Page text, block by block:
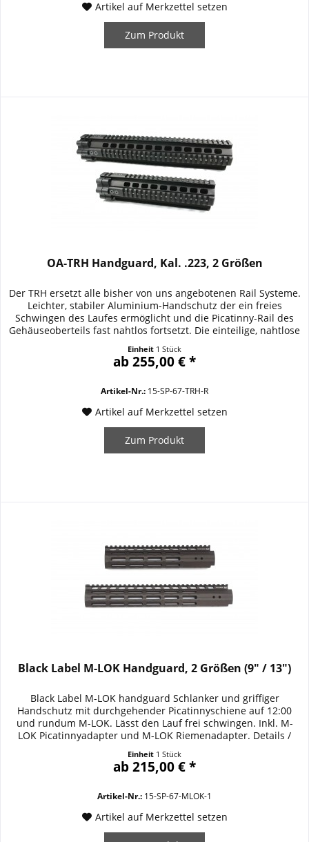
Artikel auf Merkzettel setzen
Zum Produkt
OA-TRH Handguard, Kal. .223, 2 Größen
Der TRH ersetzt alle bisher von uns angebotenen Rail Systeme.
Leichter, stabiler Aluminium-Handschutz der ein freies
Schwingen des Laufes ermöglicht und die Picatinny-Rail des
Gehäuseoberteils fast nahtlos fortsetzt. Die einteilige, nahtlose
durch einmalige Stabilität aus, 10-maliges Überrollen mit
einem 2,5to Fahrzeug...
Einheit 1 Stück
ab 255,00 € *
Artikel-Nr.: 15-SP-67-TRH-R
Artikel auf Merkzettel setzen
Zum Produkt
Black Label M-LOK Handguard, 2 Größen (9" / 13")
Black Label M-LOK handguard Schlanker und griffiger
Handschutz mit durchgehender Picatinnyschiene auf 12:00
und rundum M-LOK. Lässt den Lauf frei schwingen. Inkl. M-
LOK Picatinnyadapter und M-LOK Riemenadapter. Details /
Handschutz durchgehende Picatinnyschiene auf 12:00
rundum M-LOK inkl. M-LOK Picatinnyadapter und M-LOK...
Einheit 1 Stück
ab 215,00 € *
Artikel-Nr.: 15-SP-67-MLOK-1
Artikel auf Merkzettel setzen